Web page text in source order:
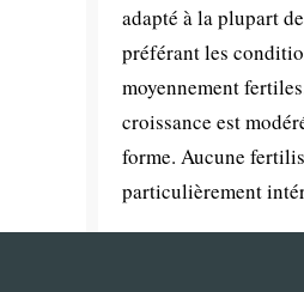
adapté à la plupart
préférant les
moyennement
croissance est
forme. Aucune
particulièrement